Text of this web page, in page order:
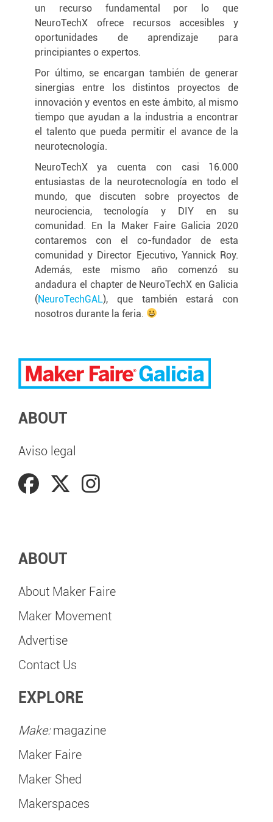
un recurso fundamental por lo que
NeuroTechX ofrece recursos accesibles y
oportunidades de aprendizaje para
principiantes o expertos.
Por último, se encargan también de generar
sinergias entre los distintos proyectos de
innovación y eventos en este ámbito, al mismo
tiempo que ayudan a la industria a encontrar
el talento que pueda permitir el avance de la
neurotecnología.
NeuroTechX ya cuenta con casi 16.000
entusiastas de la neurotecnología en todo el
mundo, que discuten sobre proyectos de
neurociencia, tecnología y DIY en su
comunidad. En la Maker Faire Galicia 2020
contaremos con el co-fundador de esta
comunidad y Director Ejecutivo, Yannick Roy.
Además, este mismo año comenzó su
andadura el chapter de NeuroTechX en Galicia
(NeuroTechGAL), que también estará con
nosotros durante la feria.
ABOUT
Aviso legal
ABOUT
About Maker Faire
Maker Movement
Advertise
Contact Us
EXPLORE
Make:magazine
Maker Faire
Maker Shed
Makerspaces